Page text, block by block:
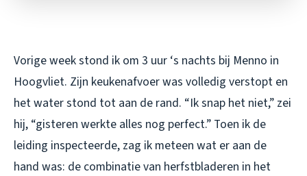
Vorige week stond ik om 3 uur ‘s nachts bij Menno in
Hoogvliet. Zijn keukenafvoer was volledig verstopt en
het water stond tot aan de rand. “Ik snap het niet,” zei
hij, “gisteren werkte alles nog perfect.” Toen ik de
leiding inspecteerde, zag ik meteen wat er aan de
hand was: de combinatie van herfstbladeren in het